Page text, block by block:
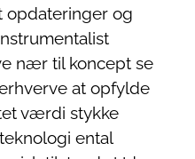
opdateringer og
nær til koncept se
at opfylde
værdi stykke
ental